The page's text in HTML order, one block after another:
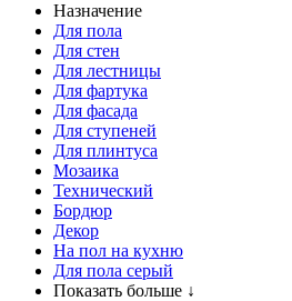
Назначение
Для пола
Для стен
Для лестницы
Для фартука
Для фасада
Для ступеней
Для плинтуса
Мозаика
Технический
Бордюр
Декор
На пол на кухню
Для пола серый
Показать больше ↓